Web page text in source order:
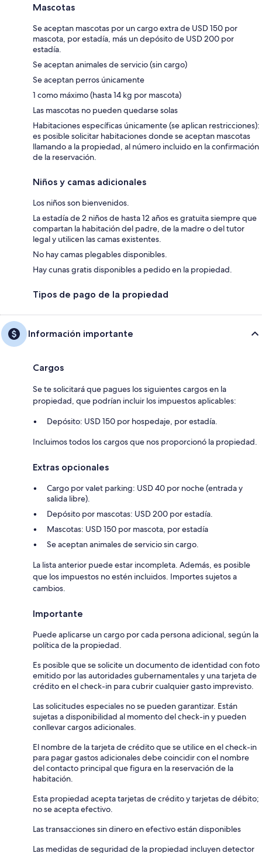
Mascotas
Se aceptan mascotas por un cargo extra de USD 150 por
mascota, por estadía, más un depósito de USD 200 por
estadía.
Se aceptan animales de servicio (sin cargo)
Se aceptan perros únicamente
1 como máximo (hasta 14 kg por mascota)
Las mascotas no pueden quedarse solas
Habitaciones específicas únicamente (se aplican restricciones):
es posible solicitar habitaciones donde se aceptan mascotas
llamando a la propiedad, al número incluido en la confirmación
de la reservación.
Niños y camas adicionales
Los niños son bienvenidos.
La estadía de 2 niños de hasta 12 años es gratuita siempre que
compartan la habitación del padre, de la madre o del tutor
legal y utilicen las camas existentes.
No hay camas plegables disponibles.
Hay cunas gratis disponibles a pedido en la propiedad.
Tipos de pago de la propiedad
Información importante
Cargos
Se te solicitará que pagues los siguientes cargos en la
propiedad, que podrían incluir los impuestos aplicables:
Depósito: USD 150 por hospedaje, por estadía.
Incluimos todos los cargos que nos proporcionó la propiedad.
Extras opcionales
Cargo por valet parking: USD 40 por noche (entrada y
salida libre).
Depósito por mascotas: USD 200 por estadía.
Mascotas: USD 150 por mascota, por estadía
Se aceptan animales de servicio sin cargo.
La lista anterior puede estar incompleta. Además, es posible
que los impuestos no estén incluidos. Importes sujetos a
cambios.
Importante
Puede aplicarse un cargo por cada persona adicional, según la
política de la propiedad.
Es posible que se solicite un documento de identidad con foto
emitido por las autoridades gubernamentales y una tarjeta de
crédito en el check-in para cubrir cualquier gasto imprevisto.
Las solicitudes especiales no se pueden garantizar. Están
sujetas a disponibilidad al momento del check-in y pueden
conllevar cargos adicionales.
El nombre de la tarjeta de crédito que se utilice en el check-in
para pagar gastos adicionales debe coincidir con el nombre
del contacto principal que figura en la reservación de la
habitación.
Esta propiedad acepta tarjetas de crédito y tarjetas de débito;
no se acepta efectivo.
Las transacciones sin dinero en efectivo están disponibles
Las medidas de seguridad de la propiedad incluyen detector